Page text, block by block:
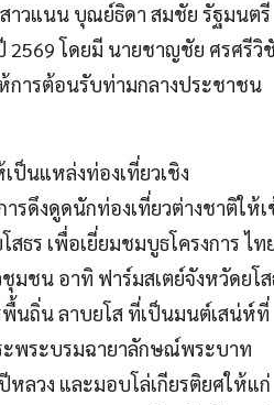
าวแนน บุณย์ธิดา สมชัย รัฐมนตรี
2569 โดยมี นายชาญชัย ศรศรีวิ
การต้อนรับท่ามกลางประชาชน
ป็นแหล่งท่องเที่ยวเชิง
รดึงดูดนักท่องเที่ยวต่างชาติให้เ
ร เพื่อเยี่ยมชมบูธโครงการ ไท
มชน อาทิ ฟาร์มสเตย์จังหวัดยโส
นถิ่น ลาบยโส ที่เป็นมนต์เสน่ห์ที่
ะพระบรมฉายาลักษณ์พระบาท
ลวง และมอบโล่เกียรติยศให้แก่